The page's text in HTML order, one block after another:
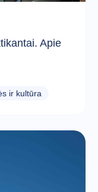
Apie
ir kultūra